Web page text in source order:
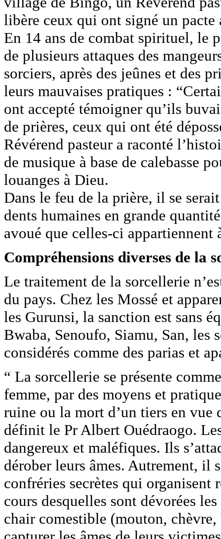
libère ceux qui ont signé un pacte
En 14 ans de combat spirituel, le
de plusieurs attaques des
sorciers, après des jeûnes et des
leurs mauvaises pratiques :
ont accepté témoigner qu’ils
de prières, ceux qui ont été
Révérend pasteur a raconté
de musique à base de calebasse
louanges à Dieu.
Dans le feu de la prière, il se
dents humaines en grande
avoué que celles-ci appartiennent
Compréhensions diverses de la
Le traitement de la sorcellerie
du pays. Chez les Mossé et
les Gurunsi, la sanction est sans
Bwaba, Senoufo, Siamu, San, les
considérés comme des parias et
“ La sorcellerie se présente
femme, par des moyens et
ruine ou la mort d’un tiers en
définit le Pr Albert Ouédraogo.
dangereux et maléfiques. Ils
dérober leurs âmes. Autrement, il
confréries secrètes qui organisent
cours desquelles sont dévorées
chair comestible (mouton,